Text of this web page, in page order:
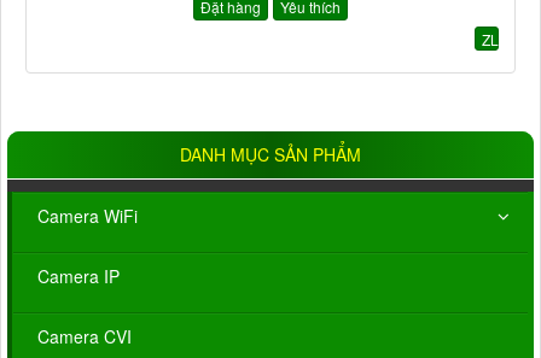
Đặt hàng
Yêu thích
ZL
DANH MỤC SẢN PHẨM
Camera WiFi
Camera IP
Camera CVI